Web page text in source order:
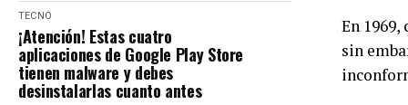
TECNO
¡Atención! Estas cuatro
aplicaciones de Google Play Store
tienen malware y debes
desinstalarlas cuanto antes
En
sin